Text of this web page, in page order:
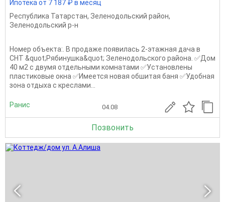
Ипотека от 7 187 ₽ в месяц
Республика Татарстан, Зеленодольский район,
Зеленодольский р-н
Номер объекта:. В продаже появилась 2-этажная дача в
СHТ &quot;Pябинушка&quot; Зеленодольского района. ✅Дом
40 м2 с двумя отдельными комнатами ✅Установлены
пластиковые окна ✅Имеется новая обшитая баня ✅Удобная
зона отдыха с креслами...
Ранис 04.08
Позвонить